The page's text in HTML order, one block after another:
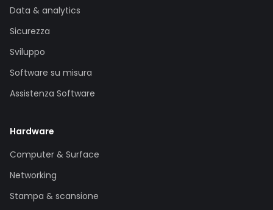
Data & analytics
Sicurezza
Sviluppo
Software su misura
Assistenza Software
Hardware
Computer & Surface
Networking
Stampa & scansione